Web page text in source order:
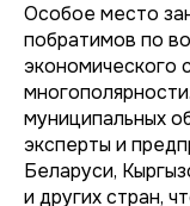
Особое место
побратимов по
экономического
муниципальных
эксперты и
Беларуси,
и других стран,